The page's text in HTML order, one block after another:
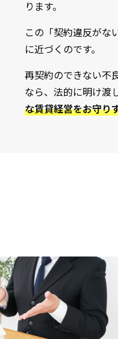
ります。
この「契約違反がな
に近づくのです。
再契約のできない不
なら、法的に明け渡
な賃貸経営をお守り